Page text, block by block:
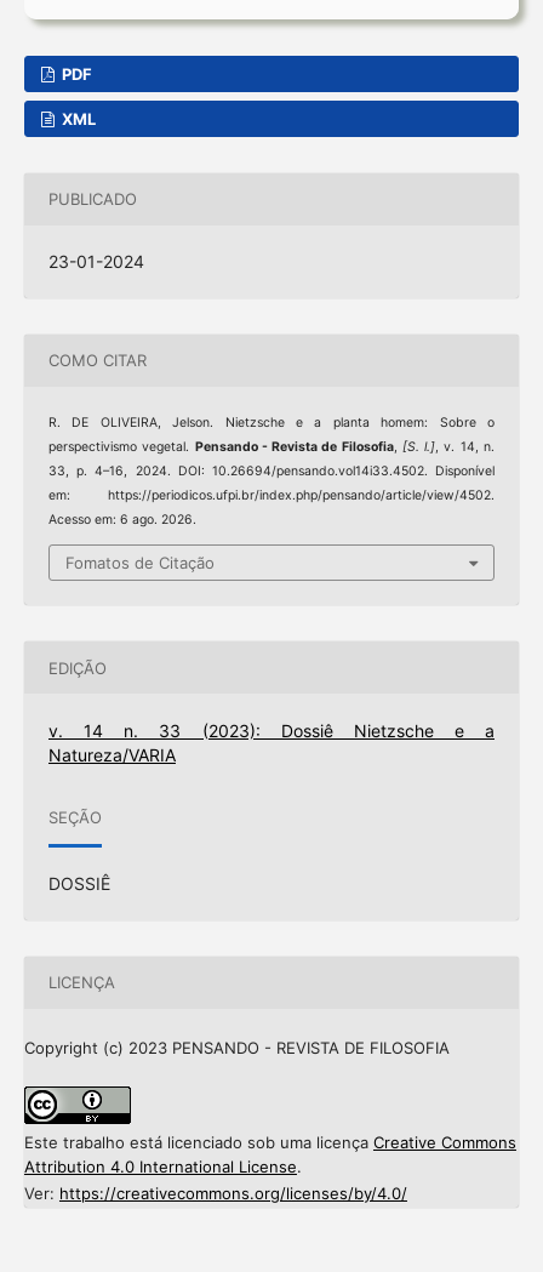
PDF
XML
PUBLICADO
23-01-2024
COMO CITAR
R. DE OLIVEIRA, Jelson. Nietzsche e a planta homem: Sobre o
perspectivismo vegetal. Pensando - Revista de Filosofia, [S. l.], v. 14, n.
33, p. 4–16, 2024. DOI: 10.26694/pensando.vol14i33.4502. Disponível
em: https://periodicos.ufpi.br/index.php/pensando/article/view/4502.
Acesso em: 6 ago. 2026.
Fomatos de Citação
EDIÇÃO
v. 14 n. 33 (2023): Dossiê Nietzsche e a
Natureza/VARIA
SEÇÃO
DOSSIÊ
LICENÇA
Copyright (c) 2023 PENSANDO - REVISTA DE FILOSOFIA
Este trabalho está licenciado sob uma licença Creative Commons
Attribution 4.0 International License.
Ver: https://creativecommons.org/licenses/by/4.0/